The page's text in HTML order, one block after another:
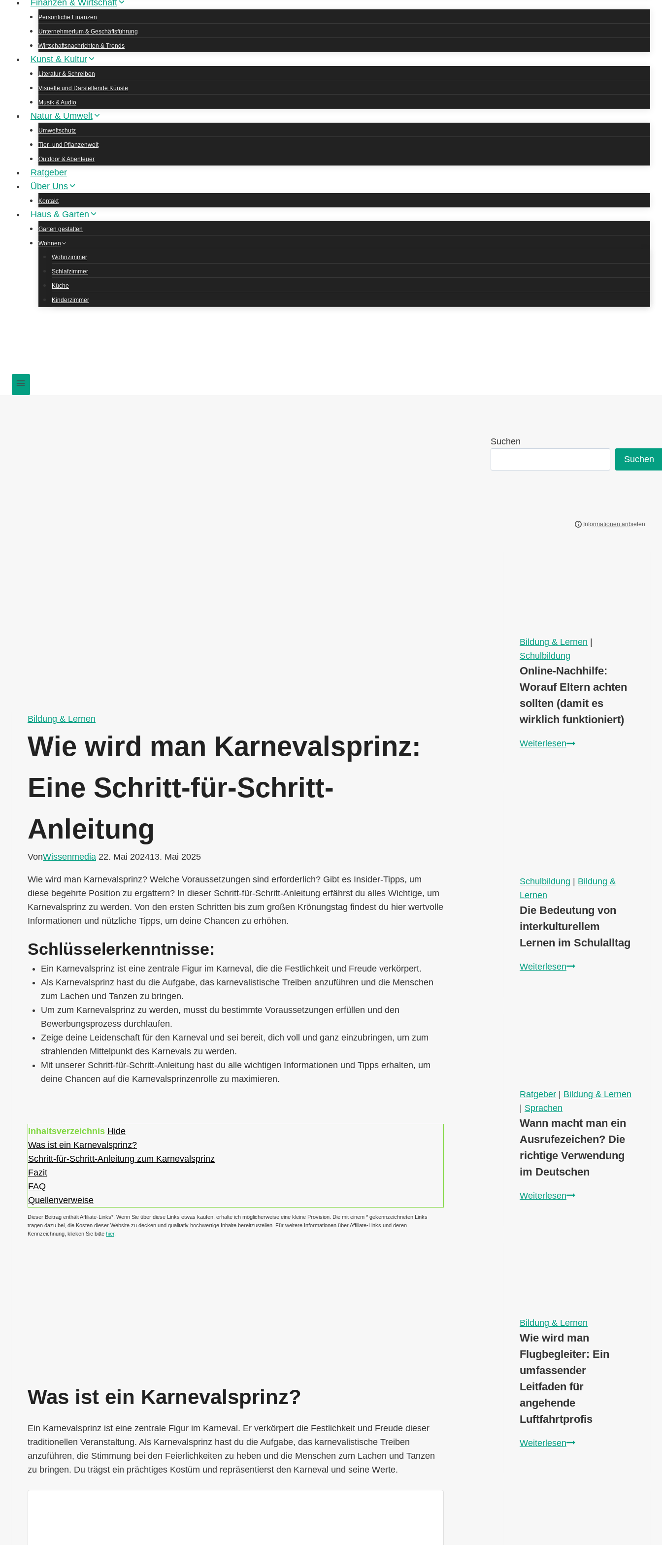
Finanzen & Wirtschaft
Persönliche Finanzen
Unternehmertum & Geschäftsführung
Wirtschaftsnachrichten & Trends
Kunst & Kultur
Literatur & Schreiben
Visuelle und Darstellende Künste
Musik & Audio
Natur & Umwelt
Umweltschutz
Tier- und Pflanzenwelt
Outdoor & Abenteuer
Ratgeber
Über Uns
Kontakt
Haus & Garten
Garten gestalten
Wohnen
Wohnzimmer
Schlafzimmer
Küche
Kinderzimmer
Bildung & Lernen
Wie wird man Karnevalsprinz:
Eine Schritt-für-Schritt-
Anleitung
VonWissenmedia 22. Mai 202413. Mai 2025
Wie wird man Karnevalsprinz? Welche Voraussetzungen sind erforderlich? Gibt es Insider-Tipps, um
diese begehrte Position zu ergattern? In dieser Schritt-für-Schritt-Anleitung erfährst du alles Wichtige, um
Karnevalsprinz zu werden. Von den ersten Schritten bis zum großen Krönungstag findest du hier wertvolle
Informationen und nützliche Tipps, um deine Chancen zu erhöhen.
Schlüsselerkenntnisse:
Ein Karnevalsprinz ist eine zentrale Figur im Karneval, die die Festlichkeit und Freude verkörpert.
Als Karnevalsprinz hast du die Aufgabe, das karnevalistische Treiben anzuführen und die Menschen
zum Lachen und Tanzen zu bringen.
Um zum Karnevalsprinz zu werden, musst du bestimmte Voraussetzungen erfüllen und den
Bewerbungsprozess durchlaufen.
Zeige deine Leidenschaft für den Karneval und sei bereit, dich voll und ganz einzubringen, um zum
strahlenden Mittelpunkt des Karnevals zu werden.
Mit unserer Schritt-für-Schritt-Anleitung hast du alle wichtigen Informationen und Tipps erhalten, um
deine Chancen auf die Karnevalsprinzenrolle zu maximieren.
Inhaltsverzeichnis Hide
Was ist ein Karnevalsprinz?
Schritt-für-Schritt-Anleitung zum Karnevalsprinz
Fazit
FAQ
Quellenverweise
Dieser Beitrag enthält Affiliate-Links*. Wenn Sie über diese Links etwas kaufen, erhalte ich möglicherweise eine kleine Provision. Die mit einem * gekennzeichneten Links
tragen dazu bei, die Kosten dieser Website zu decken und qualitativ hochwertige Inhalte bereitzustellen. Für weitere Informationen über Affiliate-Links und deren
Kennzeichnung, klicken Sie bitte hier.
Was ist ein Karnevalsprinz?
Ein Karnevalsprinz ist eine zentrale Figur im Karneval. Er verkörpert die Festlichkeit und Freude dieser
traditionellen Veranstaltung. Als Karnevalsprinz hast du die Aufgabe, das karnevalistische Treiben
anzuführen, die Stimmung bei den Feierlichkeiten zu heben und die Menschen zum Lachen und Tanzen
zu bringen. Du trägst ein prächtiges Kostüm und repräsentierst den Karneval und seine Werte.
Suchen
Suchen
Bildung & Lernen
Schulbildung
Online-Nachhilfe:
Worauf Eltern achten
sollten (damit es
wirklich funktioniert)
WeiterlesenOnline-
Schulbildung
Bildung &
Lernen
Die Bedeutung von
interkulturellem
Lernen im Schulalltag
WeiterlesenDie
Ratgeber | Bildung & Lernen
| Sprachen
Wann macht man ein
Ausrufezeichen? Die
richtige Verwendung
im Deutschen
WeiterlesenWann
Deutschen
Bildung & Lernen
Wie wird man
Flugbegleiter: Ein
umfassender
Leitfaden für
angehende
Luftfahrtprofis
WeiterlesenWie